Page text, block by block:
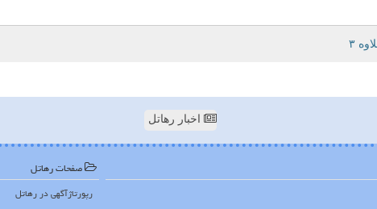
اخبار رهاتل
صفحات رهاتل
رپورتاژآگهی در رهاتل